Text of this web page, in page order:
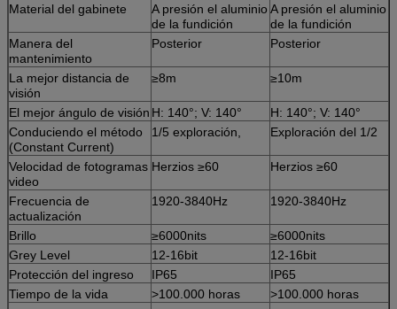
Material del gabinete
A presión el aluminio
de la fundición
A presión el aluminio
de la fundición
Manera del
mantenimiento
Posterior Posterior
La mejor distancia de
visión
≥8m ≥10m
El mejor ángulo de visión H: 140°; V: 140°
H: 140°; V: 140°
Conduciendo el método
(Constant Current)
1/5 exploración, Exploración del 1/2
Velocidad de fotogramas
video
Herzios ≥60 Herzios ≥60
Frecuencia de
actualización
1920-3840Hz 1920-3840Hz
Brillo ≥6000nits
≥6000nits
Grey Level
12-16bit
12-16bit
Protección del ingreso
IP65
IP65
Tiempo de la vida
>100.000 horas
>100.000 horas